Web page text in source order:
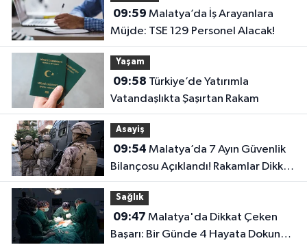
09:59
Müjde: TSE 129 Personel Alacak!
Yaşam
09:58
Vatandaşlıkta Şaşırtan Rakam
Asayiş
09:54
Bilançosu Açıklandı! Rakamlar Dikkat
Çekti
Sağlık
09:47
Başarı: Bir Günde 4 Hayata Dokunan